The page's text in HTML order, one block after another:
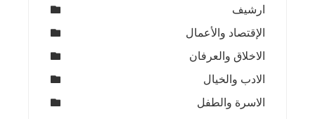
ارشيف
الإقتصاد والأعمال
الاخلاق والعرفان
الادب والخيال
الاسرة والطفل